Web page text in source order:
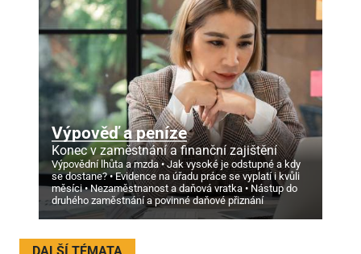
Výpověď a peníze
Konec v zaměstnání a finanční zajištění
Výpovědní lhůta a mzda
Jak vysoké je odstupné a kdy
se dostane?
Evidence na úřadu práce se vyplatí i kvůli
měsíci
Nezaměstnanost a daňová vratka
Nástup do
druhého zaměstnání a povinné daňové přiznání